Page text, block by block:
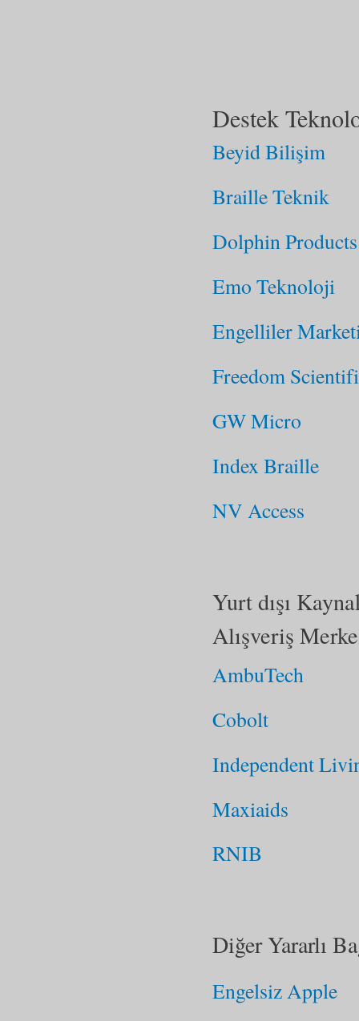
Destek
Beyid Bilişim
Braille Teknik
Dolphin Products
Emo Teknoloji
Engelliler
Freedom
GW Micro
Index Braille
NV Access
Yurt dışı
Alışveriş
AmbuTech
Cobolt
Independent
Maxiaids
RNIB
Diğer Yararlı
Engelsiz Apple